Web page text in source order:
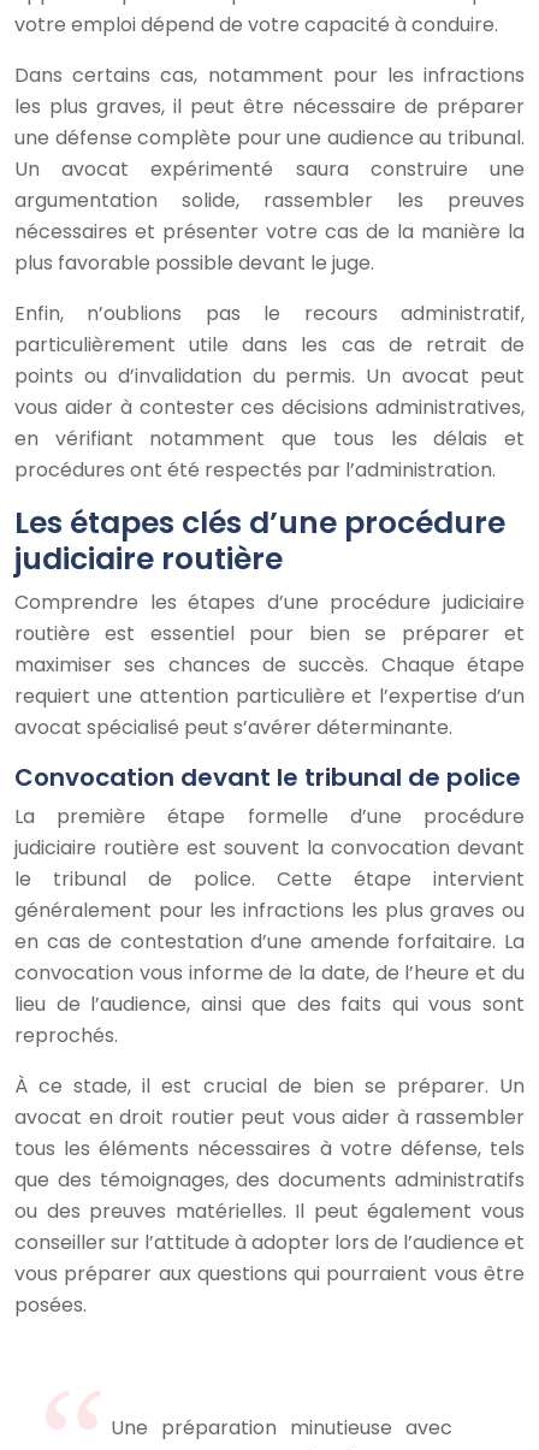
votre emploi dépend de votre capacité à conduire.
Dans certains cas, notamment pour les infractions
les plus graves, il peut être nécessaire de préparer
une défense complète pour une audience au tribunal.
Un avocat expérimenté saura construire une
argumentation solide, rassembler les preuves
nécessaires et présenter votre cas de la manière la
plus favorable possible devant le juge.
Enfin, n’oublions pas le recours administratif,
particulièrement utile dans les cas de retrait de
points ou d’invalidation du permis. Un avocat peut
vous aider à contester ces décisions administratives,
en vérifiant notamment que tous les délais et
procédures ont été respectés par l’administration.
Les étapes clés d’une procédure
judiciaire routière
Comprendre les étapes d’une procédure judiciaire
routière est essentiel pour bien se préparer et
maximiser ses chances de succès. Chaque étape
requiert une attention particulière et l’expertise d’un
avocat spécialisé peut s’avérer déterminante.
Convocation devant le tribunal de police
La première étape formelle d’une procédure
judiciaire routière est souvent la convocation devant
le tribunal de police. Cette étape intervient
généralement pour les infractions les plus graves ou
en cas de contestation d’une amende forfaitaire. La
convocation vous informe de la date, de l’heure et du
lieu de l’audience, ainsi que des faits qui vous sont
reprochés.
À ce stade, il est crucial de bien se préparer. Un
avocat en droit routier peut vous aider à rassembler
tous les éléments nécessaires à votre défense, tels
que des témoignages, des documents administratifs
ou des preuves matérielles. Il peut également vous
conseiller sur l’attitude à adopter lors de l’audience et
vous préparer aux questions qui pourraient vous être
posées.
Une préparation minutieuse avec